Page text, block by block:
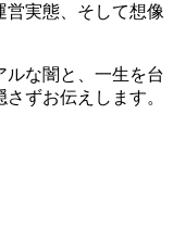
営実態、そして想像
ルな闇と、一生を台
ずお伝えします。